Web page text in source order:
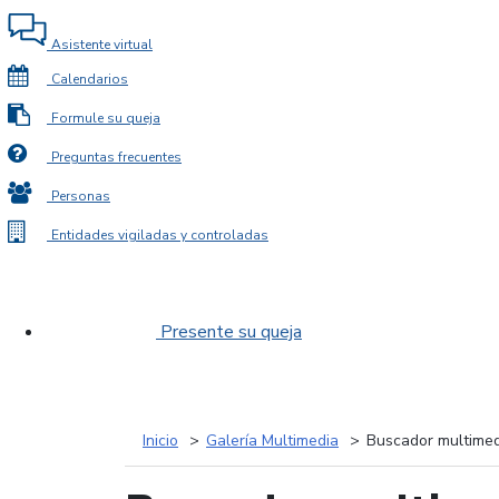
Asistente virtual
Calendarios
Formule su queja
Preguntas frecuentes
Personas
Entidades vigiladas y controladas
Presente su queja
Inicio Galería Multimedia Buscador